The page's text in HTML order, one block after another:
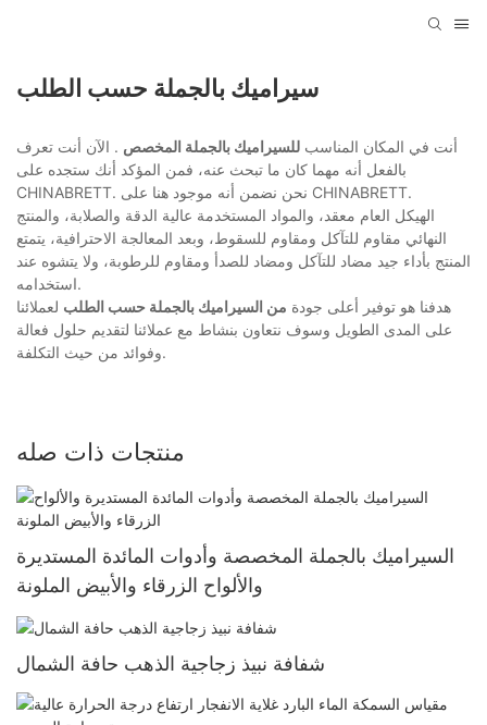
سيراميك بالجملة حسب الطلب
أنت في المكان المناسب للسيراميك بالجملة المخصص . الآن أنت تعرف
بالفعل أنه مهما كان ما تبحث عنه، فمن المؤكد أنك ستجده على
CHINABRETT. نحن نضمن أنه موجود هنا على CHINABRETT.
الهيكل العام معقد، والمواد المستخدمة عالية الدقة والصلابة، والمنتج
النهائي مقاوم للتآكل ومقاوم للسقوط، وبعد المعالجة الاحترافية، يتمتع
المنتج بأداء جيد مضاد للتآكل ومضاد للصدأ ومقاوم للرطوبة، ولا يتشوه عند
استخدامه.
هدفنا هو توفير أعلى جودة من السيراميك بالجملة حسب الطلب لعملائنا
على المدى الطويل وسوف نتعاون بنشاط مع عملائنا لتقديم حلول فعالة
وفوائد من حيث التكلفة.
منتجات ذات صله
السيراميك بالجملة المخصصة وأدوات المائدة المستديرة
والألواح الزرقاء والأبيض الملونة
شفافة نبيذ زجاجية الذهب حافة الشمال